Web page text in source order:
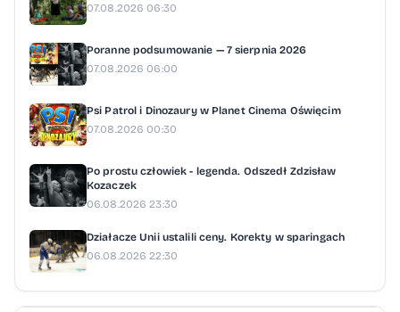
07.08.2026 06:30
Poranne podsumowanie — 7 sierpnia 2026
07.08.2026 06:00
Psi Patrol i Dinozaury w Planet Cinema Oświęcim
07.08.2026 00:30
Po prostu człowiek - legenda. Odszedł Zdzisław
Kozaczek
06.08.2026 23:30
Działacze Unii ustalili ceny. Korekty w sparingach
06.08.2026 22:30